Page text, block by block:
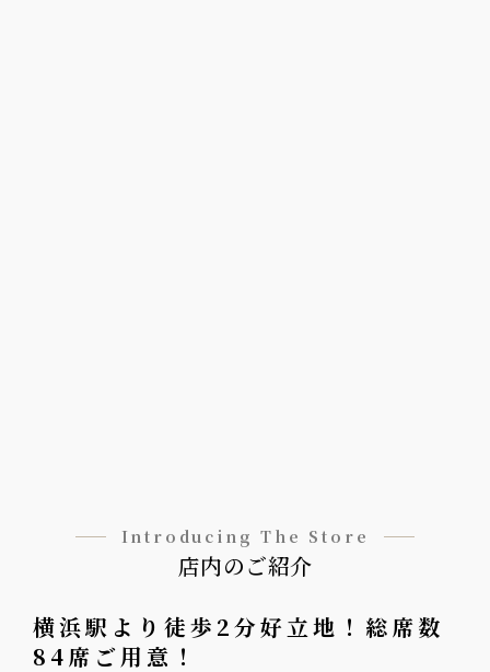
Introducing The Store
店内のご紹介
横浜駅より徒歩2分好立地！総席数
84席ご用意！